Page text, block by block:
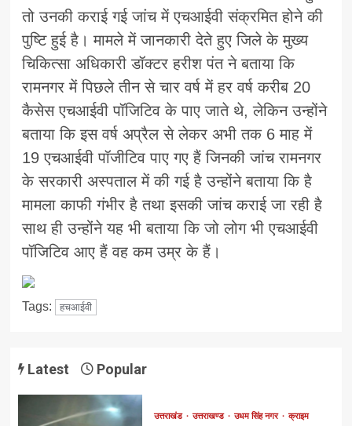
तो उनकी कराई गई जांच में एचआईवी संक्रमित होने की
पुष्टि हुई है। मामले में जानकारी देते हुए जिले के मुख्य
चिकित्सा अधिकारी डॉक्टर हरीश पंत ने बताया कि
रामनगर में पिछले तीन से चार वर्ष में हर वर्ष करीब 20
कैसेस एचआईवी पॉजिटिव के पाए जाते थे, लेकिन उन्होंने
बताया कि इस वर्ष अप्रैल से लेकर अभी तक 6 माह में
19 एचआईवी पॉजीटिव पाए गए हैं जिनकी जांच रामनगर
के सरकारी अस्पताल में की गई है उन्होंने बताया कि है
मामला काफी गंभीर है तथा इसकी जांच कराई जा रही है
साथ ही उन्होंने यह भी बताया कि जो लोग भी एचआईवी
पॉजिटिव आए हैं वह कम उम्र के हैं।
Tags: हचआईवी
Latest Popular
उत्तराखंड उत्तराखण्ड उधम सिंह नगर क्राइम